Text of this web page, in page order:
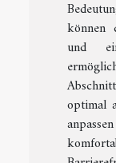
können
und
optimal